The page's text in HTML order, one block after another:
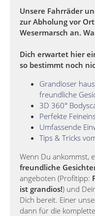
Unsere Fahrräder
zur Abholung vor
Wesermarsch an.
Dich erwartet hier
so bestimmt noch
Grandioser
freundliche
3D 360°
Perfekte
Umfassende
Tips & Tricks
Wenn Du ankommst,
freundliche
angeboten (Profitipp:
ist grandios!) und
Dich bereit. Einer
dann für die